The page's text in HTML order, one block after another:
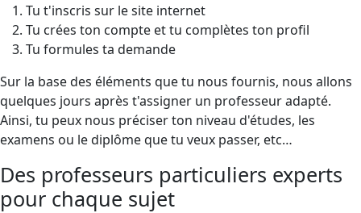
Tu t'inscris sur le site internet
Tu crées ton compte et tu complètes ton profil
Tu formules ta demande
Sur la base des éléments que tu nous fournis, nous allons
quelques jours après t'assigner un professeur adapté.
Ainsi, tu peux nous préciser ton niveau d'études, les
examens ou le diplôme que tu veux passer, etc…
Des professeurs particuliers experts
pour chaque sujet